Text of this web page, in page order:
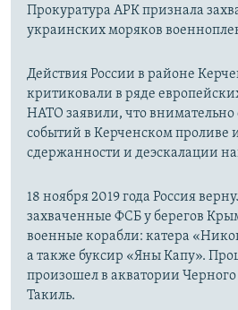
Прокуратура АРК признала
украинских моряков
Действия России в районе
критиковали в ряде
НАТО заявили, что внимательно
событий в Керченском проливе
сдержанности и деэскалации
18 ноября 2019 года Россия
захваченные ФСБ у берегов
военные корабли: катера
а также буксир «Яны Капу».
произошел в акватории
Такиль.